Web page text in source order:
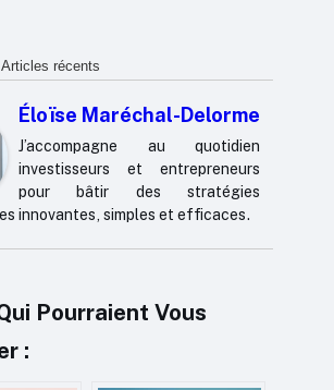
Articles récents
Éloïse Maréchal-Delorme
J’accompagne au quotidien
investisseurs et entrepreneurs
pour bâtir des stratégies
innovantes, simples et efficaces.
Pourraient Vous
: